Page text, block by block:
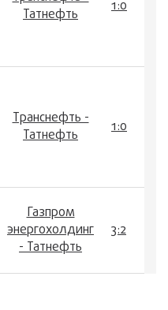
Татнефть
1:0
Транснефть -
Татнефть
1:0
Газпром
энергохолдинг
- Татнефть
3:2